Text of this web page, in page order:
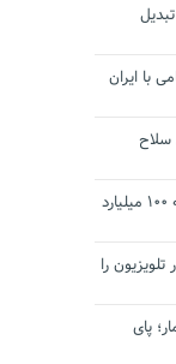
با ایران
سلاح
آستانه الزام به دریافت صورت های مالی به ۱۰۰ میلیارد
را
پای